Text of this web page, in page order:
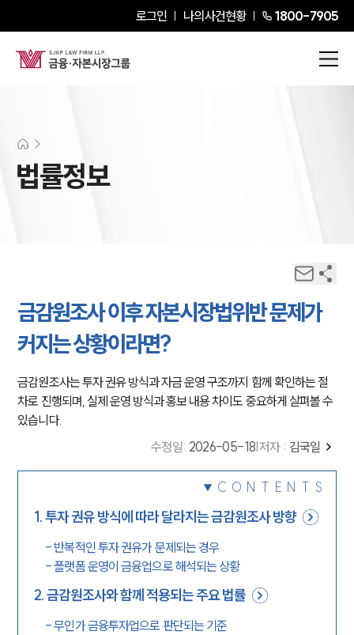
로그인 나의사건현황 1800-7905
법률정보
금감원조사 이후 자본시장법위반 문제가
커지는 상황이라면?
금감원조사는 투자 권유 방식과 자금 운영 구조까지 함께 확인하는 절
차로 진행되며, 실제 운영 방식과 홍보 내용 차이도 중요하게 살펴볼 수
있습니다.
수정일: 2026-05-18 저자 : 김국일
CONTENTS
1.투자 권유 방식에 따라 달라지는 금감원조사 방향
- 반복적인 투자 권유가 문제되는 경우
-플랫폼 운영이 금융업으로 해석되는 상황
2.금감원조사와 함께 적용되는 주요 법률
-무인가 금융투자업으로 판단되는 기준